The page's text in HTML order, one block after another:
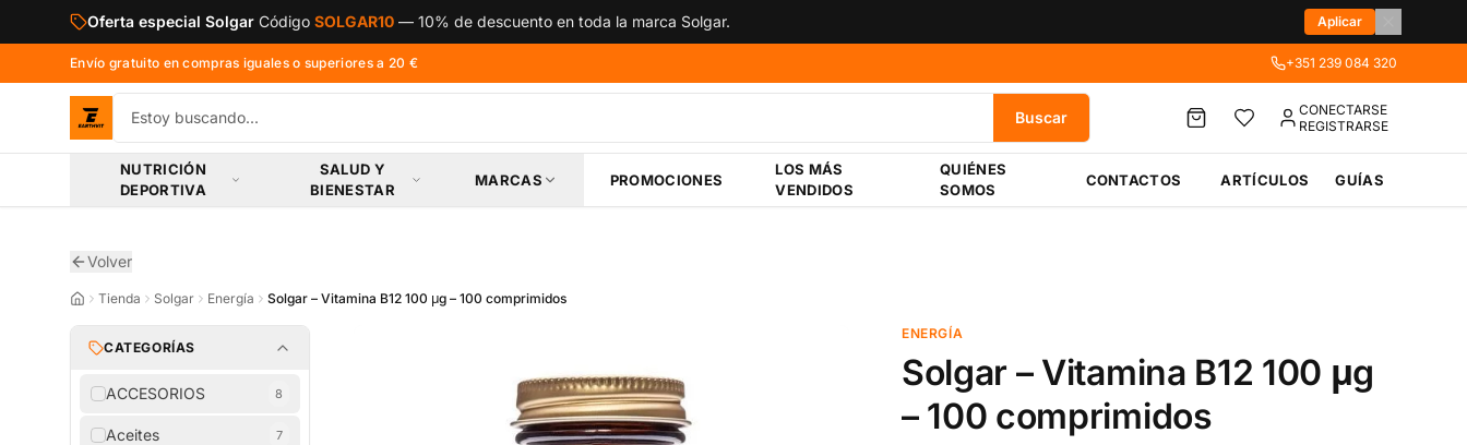
Saltar al contenido principal
Oferta especial Solgar Código SOLGAR10 — 10% de descuento en toda la marca Solgar. Aplicar
Envío gratuito en compras iguales o superiores a 20 € +351 239 084 320
Buscar
CONECTARSE
REGISTRARSE
NUTRICIÓN
DEPORTIVA
SALUD Y
BIENESTAR
MARCAS PROMOCIONES
LOS MÁS
VENDIDOS
QUIÉNES
SOMOS
CONTACTOS ARTÍCULOS GUÍAS
Volver
Tienda Solgar Energía Solgar – Vitamina B12 100 μg – 100 comprimidos
CATEGORÍAS
ACCESORIOS 8
Aceites 7
ENERGÍA
Solgar – Vitamina B12 100 μg
– 100 comprimidos